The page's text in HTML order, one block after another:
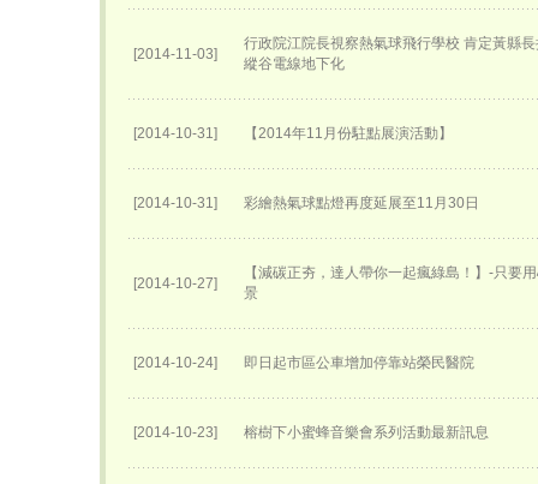
[2014-11-03]
行政院江院長視察熱氣球飛行學校 肯定黃縣
縱谷電線地下化
[2014-10-31] 【2014年11月份駐點展演活動】
[2014-10-31] 彩繪熱氣球點燈再度延展至11月30日
[2014-10-27]
【減碳正夯，達人帶你一起瘋綠島！】-只要
景
[2014-10-24] 即日起市區公車增加停靠站榮民醫院
[2014-10-23] 榕樹下小蜜蜂音樂會系列活動最新訊息